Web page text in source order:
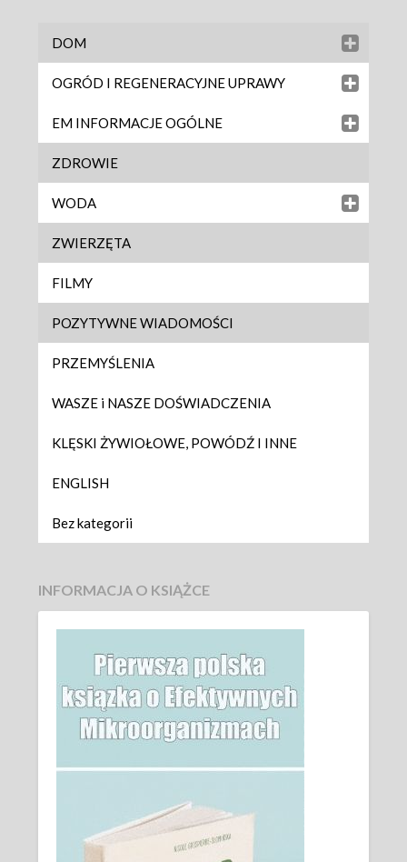
DOM
OGRÓD I REGENERACYJNE UPRAWY
EM INFORMACJE OGÓLNE
ZDROWIE
WODA
ZWIERZĘTA
FILMY
POZYTYWNE WIADOMOŚCI
PRZEMYŚLENIA
WASZE i NASZE DOŚWIADCZENIA
KLĘSKI ŻYWIOŁOWE, POWÓDŹ I INNE
ENGLISH
Bez kategorii
INFORMACJA O KSIĄŻCE